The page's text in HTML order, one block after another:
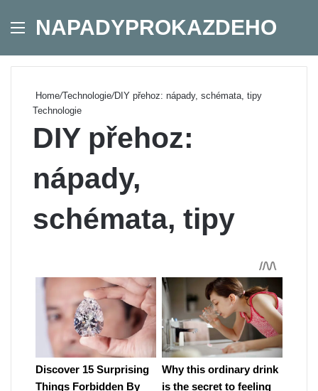
Menu
NAPADYPROKAZDEHO
Home/Technologie/DIY přehoz: nápady, schémata, tipy
Technologie
DIY přehoz:
nápady,
schémata, tipy